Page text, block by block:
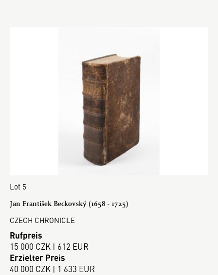
Lot 5
Jan František Beckovský (1658 - 1725)
CZECH CHRONICLE
Rufpreis
15 000 CZK | 612 EUR
Erzielter Preis
40 000 CZK | 1 633 EUR